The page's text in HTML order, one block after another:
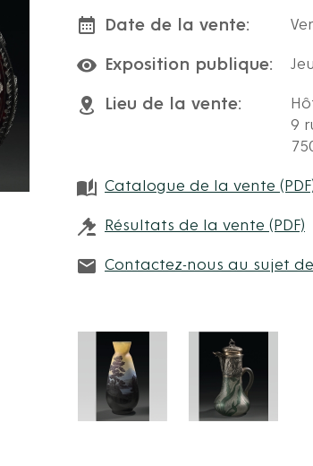
Date de la vente:
Exposition publique:
Lieu de la vente:
9
Catalogue de la vente
Résultats de la vente (PDF)
Contactez-nous au sujet